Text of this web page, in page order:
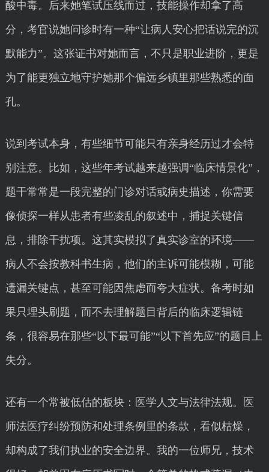
酸中毒。后来她笔试压线而过，技能操作却拿了高
分，考官说她问诊时有一种“让病人安心把话说完的沉
默能力”。这张证书对她而言，不只是职业进阶，更是
为了能更独立地守护她那个偏远乡镇里那些熟悉的面
孔。
说到考试本身，有些细节可能只有亲身经历过才会特
别注意。比如，这些年考试越来越强调“临床情景化”，
题干常常是一段完整的门诊对话或病史描述，你需要
像侦探一样从患者有些凌乱的叙述中，捕捉关键信
息，排除干扰项。这其实模拟了真实诊室的环境——
病人不会按教科书生病，他们的主诉可能模糊，可能
遗漏关键点，甚至可能因焦虑而夸大症状。备考时如
果只埋头刷题，而不去理解题目背后的临床逻辑链
条，很容易在那些“以下最可能”“以下首先应”的题目上
失分。
还有一个常被低估的板块：医学人文与法律法规。医
师法医疗纠纷预防和处理条例里的条款，看似枯燥，
却构成了我们执业的安全边界。我的一位师兄，技术